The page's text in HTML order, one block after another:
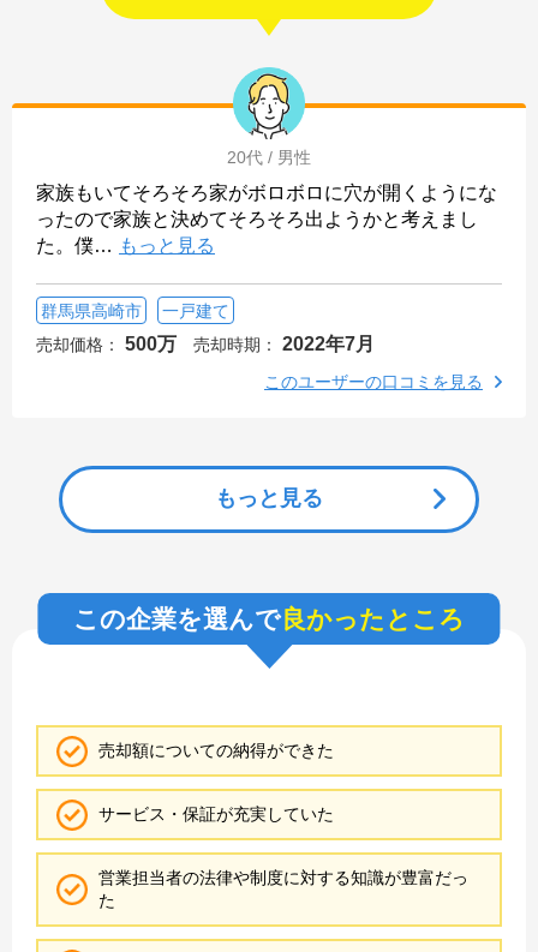
20代 / 男性
家族もいてそろそろ家がボロボロに穴が開くようにな
ったので家族と決めてそろそろ出ようかと考えまし
た。僕… もっと見る
群馬県高崎市
一戸建て
売却価格：
500万 売却時期： 2022年7月
このユーザーの口コミを見る
もっと見る
この企業を選んで良かったところ
売却額についての納得ができた
サービス・保証が充実していた
営業担当者の法律や制度に対する知識が豊富だっ
た